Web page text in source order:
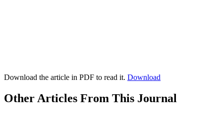
Download the article in PDF to read it. Download
Other Articles From This Journal